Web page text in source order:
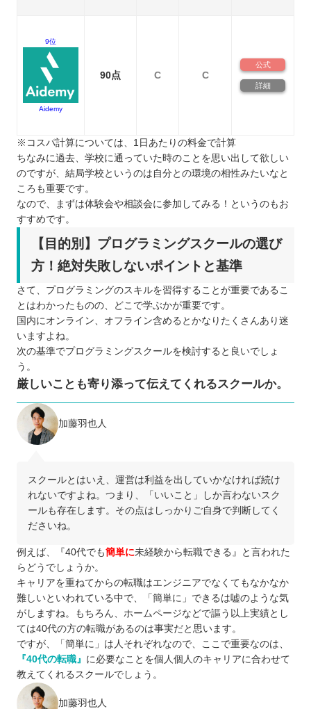
9位
Aidemy
90点 C C
公式
詳細
※コスパ計算については、1日あたりの料金で計算
ちなみに過去、学校に通っていた時のことを思い出して欲しい
のですが、結局学校というのは自分との環境の相性みたいなと
ころも重要です。
なので、まずは体験会や相談会に参加してみる！というのもお
すすめです。
【目的別】プログラミングスクールの選び
方！絶対失敗しないポイントと基準
さて、プログラミングのスキルを習得することが重要であるこ
とはわかったものの、どこで学ぶかが重要です。
国内にオンライン、オフライン含めるとかなりたくさんあり迷
いますよね。
次の基準でプログラミングスクールを検討すると良いでしょ
う。
厳しいことも寄り添って伝えてくれるスクールか。
加藤羽也人
スクールとはいえ、運営は利益を出していかなければ続け
れないですよね。つまり、「いいこと」しか言わないスク
ールも存在します。その点はしっかりご自身で判断してく
ださいね。
例えば、『40代でも簡単に未経験から転職できる』と言われた
らどうでしょうか。
キャリアを重ねてからの転職はエンジニアでなくてもなかなか
難しいといわれている中で、「簡単に」できるは嘘のような気
がしますね。もちろん、ホームページなどで謳う以上実績とし
ては40代の方の転職があるのは事実だと思います。
ですが、「簡単に」は人それぞれなので、ここで重要なのは、
『40代の転職』 に必要なことを個人個人のキャリアに合わせて
教えてくれるスクールでしょう。
加藤羽也人